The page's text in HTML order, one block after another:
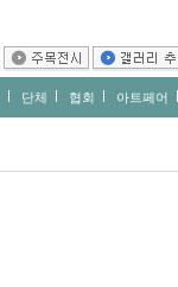
단체 협회 아트페어